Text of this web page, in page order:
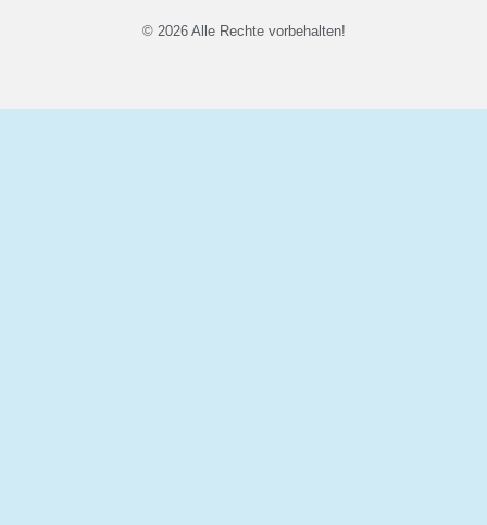
© 2026 Alle Rechte vorbehalten!